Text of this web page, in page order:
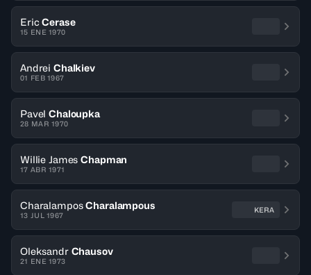
Eric Cerase
15 ENE 1970
Andrei Chalkiev
01 FEB 1967
Pavel Chaloupka
28 MAR 1970
Willie James Chapman
17 ABR 1971
Charalampos Charalampous
13 JUL 1967
KERA
Oleksandr Chausov
21 ENE 1973